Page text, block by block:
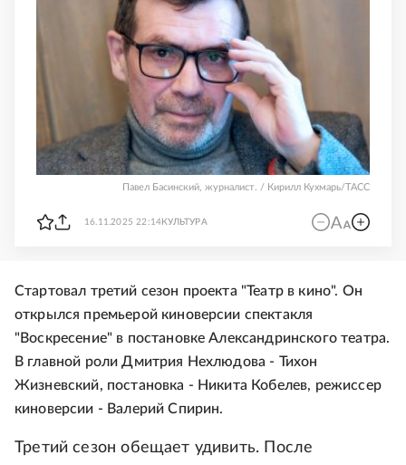
Павел Басинский, журналист. / Кирилл Кухмарь/ТАСС
16.11.2025 22:14 КУЛЬТУРА
Стартовал третий сезон проекта "Театр в кино". Он
открылся премьерой киноверсии спектакля
"Воскресение" в постановке Александринского театра.
В главной роли Дмитрия Нехлюдова - Тихон
Жизневский, постановка - Никита Кобелев, режиссер
киноверсии - Валерий Спирин.
Третий сезон обещает удивить. После